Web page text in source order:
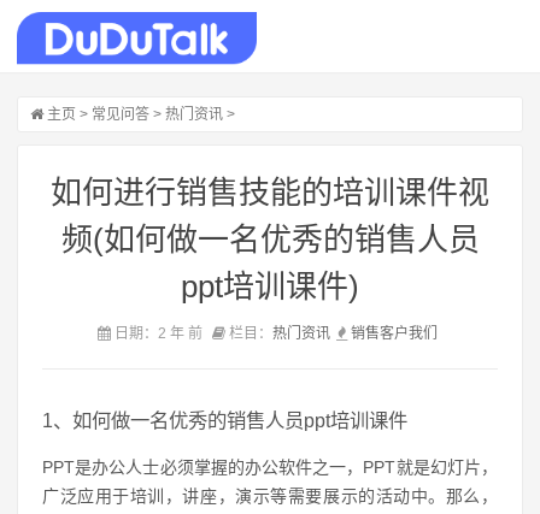
主页 > 常见问答 > 热门资讯 >
如何进行销售技能的培训课件视
频(如何做一名优秀的销售人员
ppt培训课件)
日期：2 年 前 栏目： 热门资讯 销售客户我们
1、如何做一名优秀的销售人员ppt培训课件
PPT是办公人士必须掌握的办公软件之一，PPT就是幻灯片，
广泛应用于培训，讲座，演示等需要展示的活动中。那么，